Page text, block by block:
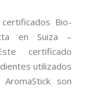
Bio-
en Suiza –
certificado
utilizados
son